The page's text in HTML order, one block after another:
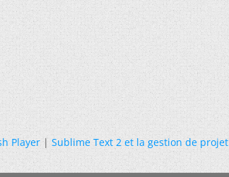
Player|Sublime Text 2 et la gestion de projet